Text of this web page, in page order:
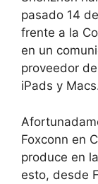
pasado 14
frente a la
en un
proveedor
iPads y
Foxconn en
produce en
esto, desde